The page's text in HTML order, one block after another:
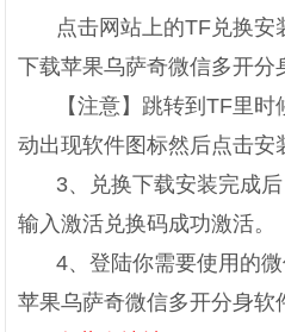
点击网站上的TF兑换
下载苹果乌萨奇微信多开分
【注意】跳转到TF里
动出现软件图标然后点击安
3、兑换下载安装完成
输入激活兑换码成功激活。
4、登陆你需要使用的
苹果乌萨奇微信多开分身软